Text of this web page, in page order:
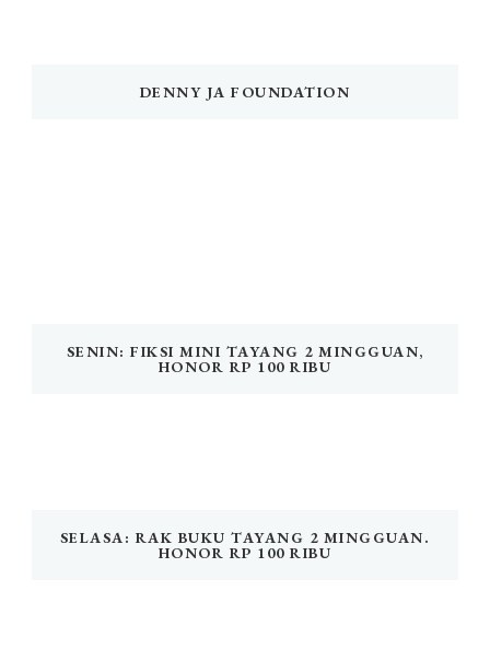
DENNY JA FOUNDATION
SENIN: FIKSI MINI TAYANG 2 MINGGUAN,
HONOR RP 100 RIBU
SELASA: RAK BUKU TAYANG 2 MINGGUAN.
HONOR RP 100 RIBU